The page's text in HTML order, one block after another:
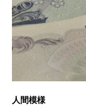
人間模様